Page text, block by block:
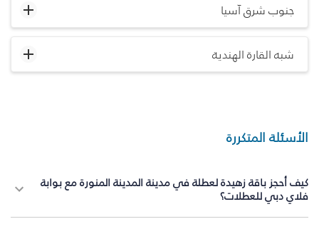
جنوب شرق آسيا
شبه القارة الهندية
الأسئلة المتكررة
كيف أحجز باقة زهيدة لعطلة في مدينة المدينة المنورة مع بوابة
فلاي دبي للعطلات؟